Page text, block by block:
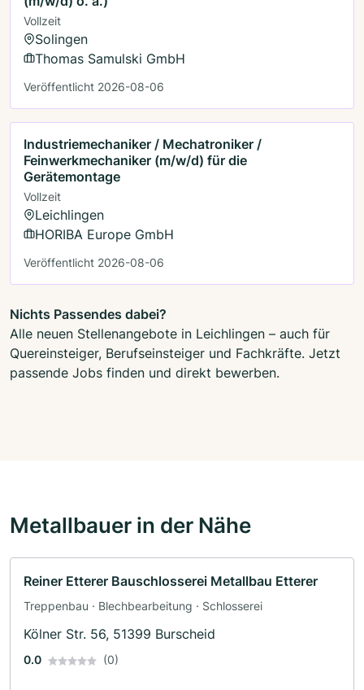
Vollzeit
Solingen
Thomas Samulski GmbH
Veröffentlicht 2026-08-06
Industriemechaniker / Mechatroniker /
Feinwerkmechaniker (m/w/d) für die
Gerätemontage
Vollzeit
Leichlingen
HORIBA Europe GmbH
Veröffentlicht 2026-08-06
Nichts Passendes dabei?
Alle neuen Stellenangebote in Leichlingen – auch für
Quereinsteiger, Berufseinsteiger und Fachkräfte. Jetzt
passende Jobs finden und direkt bewerben.
Metallbauer in der Nähe
Reiner Etterer Bauschlosserei Metallbau Etterer
Treppenbau · Blechbearbeitung · Schlosserei
Kölner Str. 56, 51399 Burscheid
0.0 (0)